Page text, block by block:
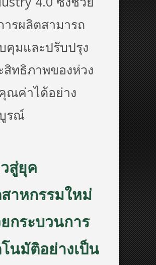
ารผลิตสามารถ
คุมและปรับปรุง
สิทธิภาพของห่วง
ณค่าได้อย่าง
รณ์
สู่ยุค
าหกรรมใหม่
กระบวนการ
นมัติอย่างเป็น